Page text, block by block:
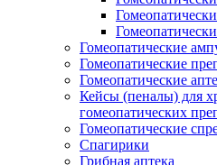
Гомеопатические
Гомеопатические
Гомеопатические
Кейсы (пеналы) для
гомеопатических
Гомеопатические
Спагирики
Грибная аптека